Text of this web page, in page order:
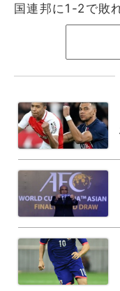
国連邦に1-2で敗